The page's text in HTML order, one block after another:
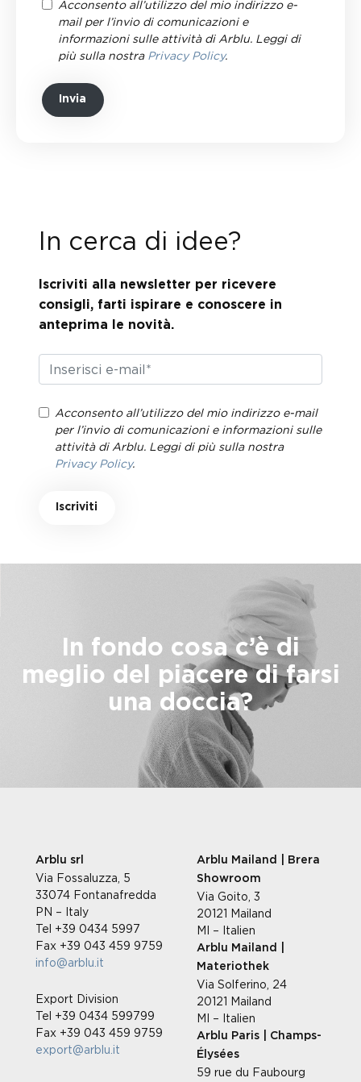
Acconsento all’utilizzo del mio indirizzo e-
mail per l’invio di comunicazioni e
informazioni sulle attività di Arblu. Leggi di
più sulla nostra Privacy Policy.
Invia
In cerca di idee?
Iscriviti alla newsletter per ricevere
consigli, farti ispirare e conoscere in
anteprima le novità.
Acconsento all’utilizzo del mio indirizzo e-mail
per l’invio di comunicazioni e informazioni sulle
attività di Arblu. Leggi di più sulla nostra
Privacy Policy.
Iscriviti
In fondo cosa c’è di
meglio del piacere di farsi
una doccia?
Arblu srl
Via Fossaluzza, 5
33074 Fontanafredda
PN – Italy
Tel +39 0434 5997
Fax +39 043 459 9759
info@arblu.it
Export Division
Tel +39 0434 599799
Fax +39 043 459 9759
export@arblu.it
Arblu Mailand | Brera
Showroom
Via Goito, 3
20121 Mailand
MI – Italien
Arblu Mailand |
Materiothek
Via Solferino, 24
20121 Mailand
MI – Italien
Arblu Paris | Champs-
Élysées
59 rue du Faubourg